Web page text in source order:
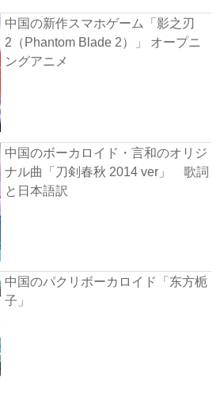
中国の新作スマホゲーム「影之刃
2（Phantom Blade 2）」 オープニ
ングアニメ
中国のボーカロイド・言和のオリジ
ナル曲「刀剣春秋 2014 ver」 歌詞
と日本語訳
中国のパクリボーカロイド「东方栀
子」